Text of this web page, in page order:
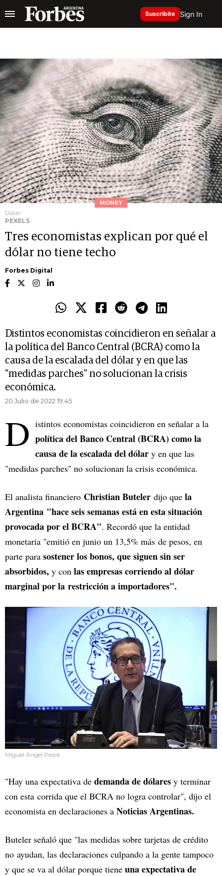
Suscribite Sign In
MONEY
Dólar
PEXELS
Tres economistas explican por qué el
dólar no tiene techo
Forbes Digital
Distintos economistas coincidieron en señalar a
la política del Banco Central (BCRA) como la
causa de la escalada del dólar y en que las
"medidas parches" no solucionan la crisis
económica.
20 Julio de 2022 19.45
D istintos economistas coincidieron en señalar a la
política del Banco Central (BCRA) como la
causa de la escalada del dólar y en que las
"medidas parches" no solucionan la crisis económica.
El analista financiero Christian Buteler dijo que la
Argentina "hace seis semanas está en esta situación
provocada por el BCRA". Recordó que la entidad
monetaria "emitió en junio un 13,5% más de pesos, en
parte para sostener los bonos, que siguen sin ser
absorbidos, y con las empresas corriendo al dólar
marginal por la restricción a importadores".
Miguel Ángel Pesce
"Hay una expectativa de demanda de dólares y terminar
con esta corrida que el BCRA no logra controlar", dijo el
economista en declaraciones a Noticias Argentinas.
Buteler señaló que "las medidas sobre tarjetas de crédito
no ayudan, las declaraciones culpando a la gente tampoco
y que se va al dólar porque tiene una expectativa de